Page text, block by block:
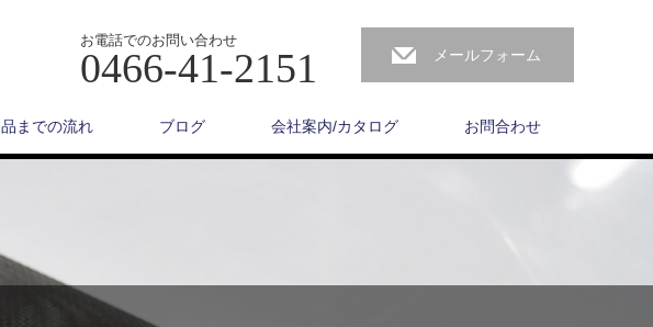
お電話でのお問い合わせ
0466-41-2151 メールフォーム
までの流れ ブログ 会社案内/カタログ お問合わせ